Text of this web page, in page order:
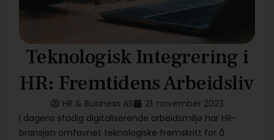
Teknologisk Integrering i
HR: Fremtidens Arbeidsliv
HR & Business AS
21. november 2023
I dagens stadig digitaliserende arbeidsmiljø har HR-
bransjen omfavnet teknologiske fremskritt for å